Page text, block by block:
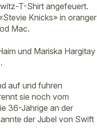
T-Shirt angefeuert.
Knicks» in oranger
Mac.
und Mariska Hargitay
auf und fuhren
sie noch vom
36-Jährige an der
der Jubel von Swift